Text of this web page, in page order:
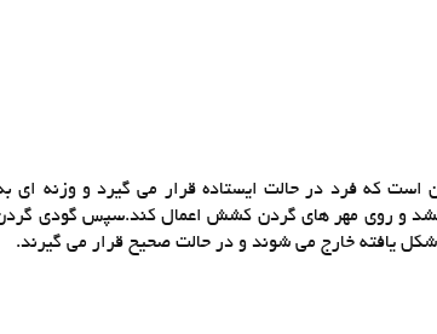
است که فرد در حالت ایستاده قرار می گیرد و وزنه ای
و روی مهر های گردن کشش اعمال کند.سپس گودی
یافته خارج می شوند و در حالت صحیح قرار می گیرند.